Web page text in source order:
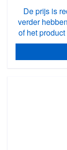
De prijs is
verder
of het